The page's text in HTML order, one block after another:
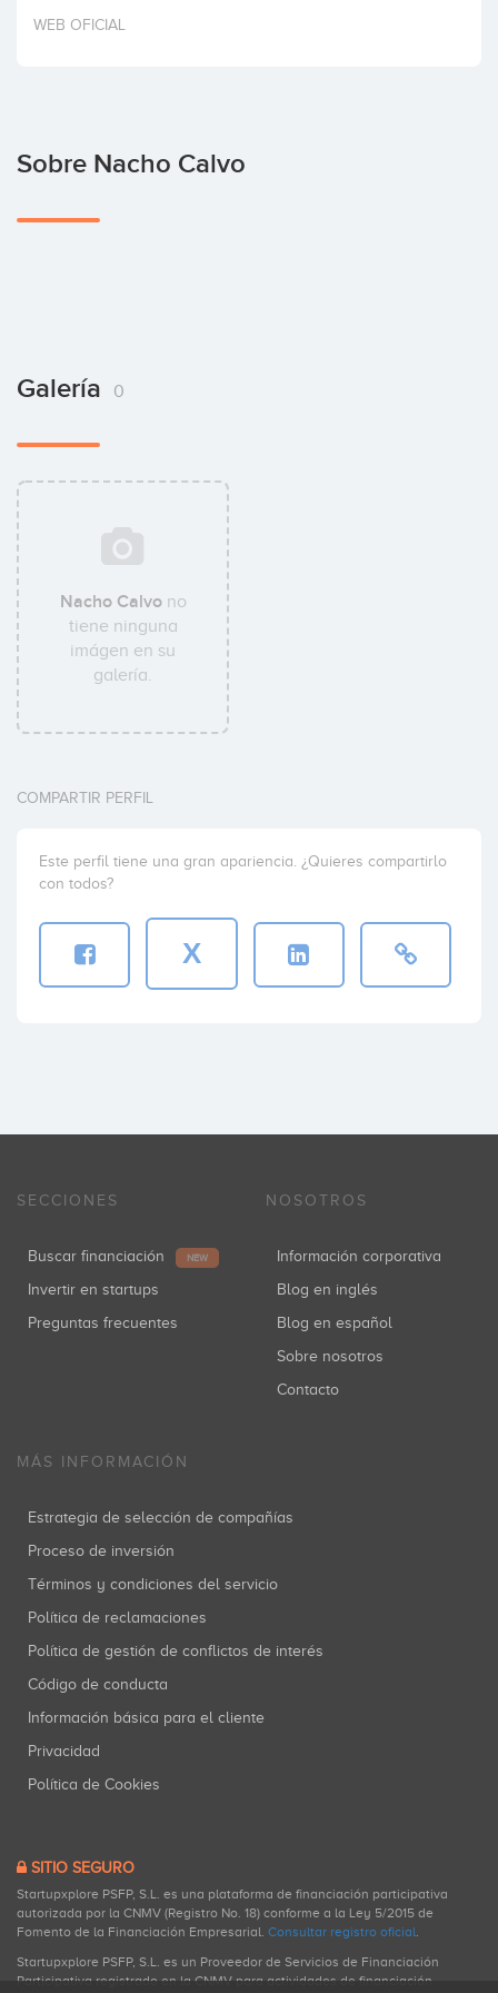
Invertir
WEB OFICIAL
Sobre Nacho Calvo
Galería 0
Nacho Calvono
tiene ninguna
imágen en su
galería.
COMPARTIR PERFIL
Este perfil tiene una gran apariencia. ¿Quieres compartirlo
con todos?
X
SECCIONES
Buscar financiación NEW
Invertir en startups
Preguntas frecuentes
NOSOTROS
Información corporativa
Blog en inglés
Blog en español
Sobre nosotros
Contacto
MÁS INFORMACIÓN
Estrategia de selección de compañías
Proceso de inversión
Términos y condiciones del servicio
Política de reclamaciones
Política de gestión de conflictos de interés
Código de conducta
Información básica para el cliente
Privacidad
Política de Cookies
SITIO SEGURO
Startupxplore PSFP, S.L. es una plataforma de financiación participativa
autorizada por la CNMV (Registro No. 18) conforme a la Ley 5/2015 de
Fomento de la Financiación Empresarial. Consultar registro oficial.
Startupxplore PSFP, S.L. es un Proveedor de Servicios de Financiación
Participativa registrado en la CNMV para actividades de financiación